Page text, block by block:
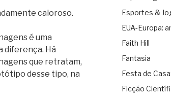
caloroso.
é uma
diferença. Há
que retratam,
desse tipo, na
Esportes &
EUA-Europa:
Faith Hill
Fantasia
Festa de
Ficção